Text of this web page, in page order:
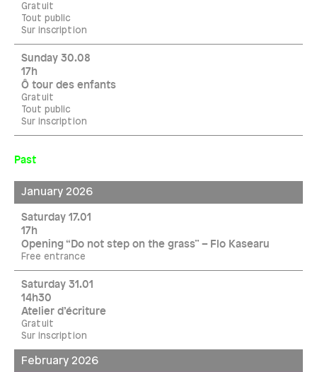
Gratuit
Tout public
Sur inscription
Sunday 30.08
17h
Ô tour des enfants
Gratuit
Tout public
Sur inscription
Past
January 2026
Saturday 17.01
17h
Opening “Do not step on the grass” – Flo Kasearu
Free entrance
Saturday 31.01
14h30
Atelier d’écriture
Gratuit
Sur inscription
February 2026